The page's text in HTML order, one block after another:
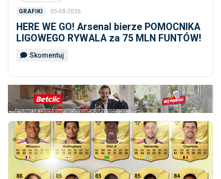
GRAFIKI 05-08-2026
HERE WE GO! Arsenal bierze POMOCNIKA
LIGOWEGO RYWALA za 75 MLN FUNTÓW!
Skomentuj